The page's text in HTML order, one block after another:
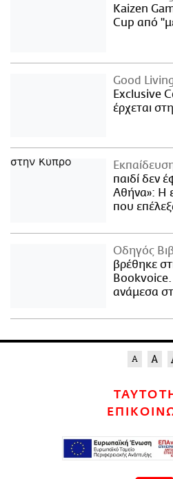
Kaizen
Cup από
Good
Exclusive
έρχεται
παιδί δεν
Αθήνα»: Η
που
Οδηγός
βρέθηκε
Bookvoice.
ανάμεσα